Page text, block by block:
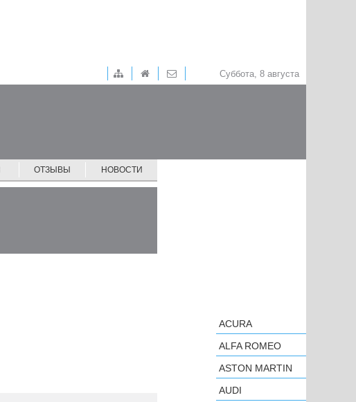
Суббота, 8 августа
ОТЗЫВЫ НОВОСТИ
ACURA
ALFA ROMEO
ASTON MARTIN
AUDI